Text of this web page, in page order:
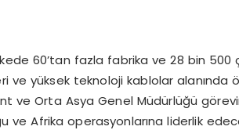
60’tan fazla fabrika ve 28 bin 500
yüksek teknoloji kablolar alanında
ve Orta Asya Genel Müdürlüğü
ve Afrika operasyonlarına liderlik